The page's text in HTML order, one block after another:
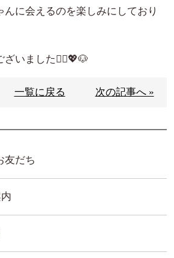
んに会えるのを楽しみにしており
いました🙇‍♀️💖🐶
一覧に戻る 次の記事へ »
友だち